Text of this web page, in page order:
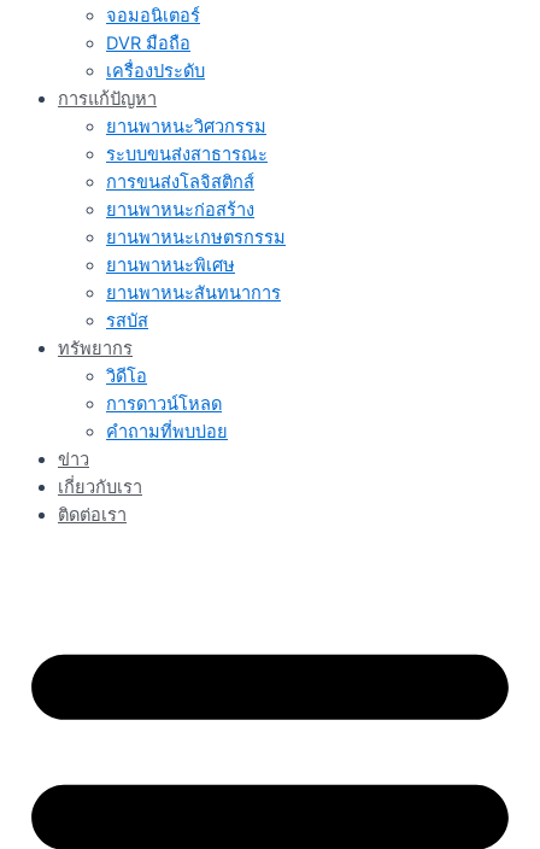
จอมอนิเตอร์
DVR มือถือ
เครื่องประดับ
การแก้ปัญหา
ยานพาหนะวิศวกรรม
ระบบขนส่งสาธารณะ
การขนส่งโลจิสติกส์
ยานพาหนะก่อสร้าง
ยานพาหนะเกษตรกรรม
ยานพาหนะพิเศษ
ยานพาหนะสันทนาการ
รสบัส
ทรัพยากร
วิดีโอ
การดาวน์โหลด
คำถามที่พบบ่อย
ข่าว
เกี่ยวกับเรา
ติดต่อเรา